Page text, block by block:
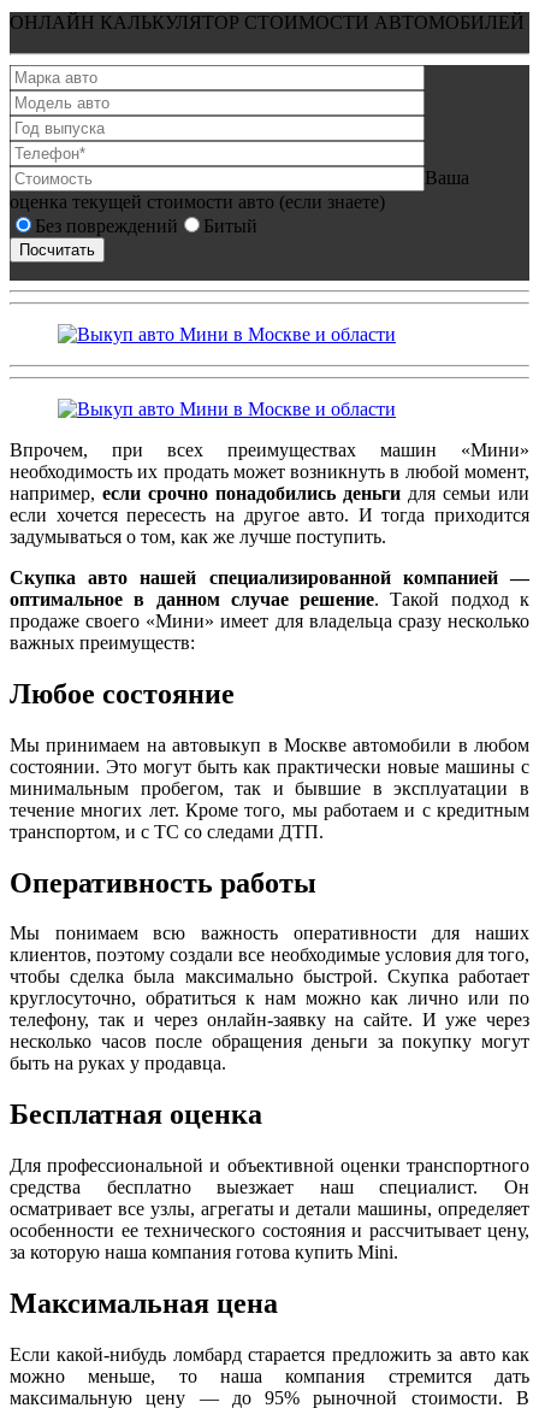
ОНЛАЙН КАЛЬКУЛЯТОР СТОИМОСТИ АВТОМОБИЛЕЙ
Ваша
оценка текущей стоимости авто (если знаете)
Без повреждений
Битый
Впрочем, при всех преимуществах машин «Мини»
необходимость их продать может возникнуть в любой момент,
например, если срочно понадобились деньги для семьи или
если хочется пересесть на другое авто. И тогда приходится
задумываться о том, как же лучше поступить.
Скупка авто нашей специализированной компанией —
оптимальное в данном случае решение. Такой подход к
продаже своего «Мини» имеет для владельца сразу несколько
важных преимуществ:
Любое состояние
Мы принимаем на автовыкуп в Москве автомобили в любом
состоянии. Это могут быть как практически новые машины с
минимальным пробегом, так и бывшие в эксплуатации в
течение многих лет. Кроме того, мы работаем и с кредитным
транспортом, и с ТС со следами ДТП.
Оперативность работы
Мы понимаем всю важность оперативности для наших
клиентов, поэтому создали все необходимые условия для того,
чтобы сделка была максимально быстрой. Скупка работает
круглосуточно, обратиться к нам можно как лично или по
телефону, так и через онлайн-заявку на сайте. И уже через
несколько часов после обращения деньги за покупку могут
быть на руках у продавца.
Бесплатная оценка
Для профессиональной и объективной оценки транспортного
средства бесплатно выезжает наш специалист. Он
осматривает все узлы, агрегаты и детали машины, определяет
особенности ее технического состояния и рассчитывает цену,
за которую наша компания готова купить Mini.
Максимальная цена
Если какой-нибудь ломбард старается предложить за авто как
можно меньше, то наша компания стремится дать
максимальную цену — до 95% рыночной стоимости. В